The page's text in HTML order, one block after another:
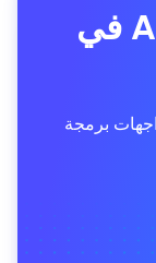
ممارسة تصميم API في
برمجة